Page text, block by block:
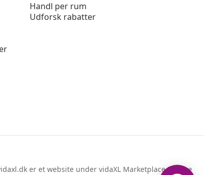
Handl per rum
Udforsk rabatter
er et website under vidaXL Marketplace Europe